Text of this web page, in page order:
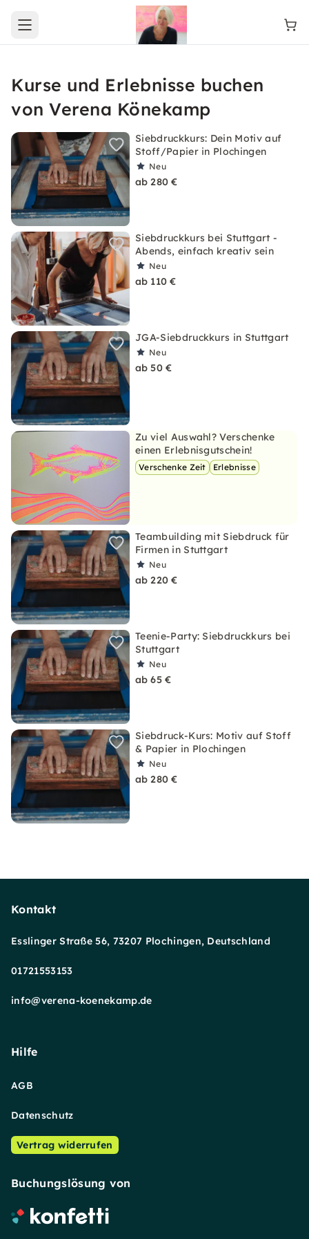
Open main menu
Kurse und Erlebnisse buchen
von Verena Könekamp
Siebdruckkurs: Dein Motiv auf
Stoff/Papier in Plochingen
Neu
ab 280 €
Siebdruckkurs bei Stuttgart -
Abends, einfach kreativ sein
Neu
ab 110 €
JGA-Siebdruckkurs in Stuttgart
Neu
ab 50 €
Zu viel Auswahl? Verschenke
einen Erlebnisgutschein!
Verschenke Zeit Erlebnisse
Teambuilding mit Siebdruck für
Firmen in Stuttgart
Neu
ab 220 €
Teenie-Party: Siebdruckkurs bei
Stuttgart
Neu
ab 65 €
Siebdruck-Kurs: Motiv auf Stoff
& Papier in Plochingen
Neu
ab 280 €
Kontakt
Esslinger Straße 56, 73207 Plochingen, Deutschland
01721553153
info@verena-koenekamp.de
Hilfe
AGB
Datenschutz
Vertrag widerrufen
Buchungslösung von